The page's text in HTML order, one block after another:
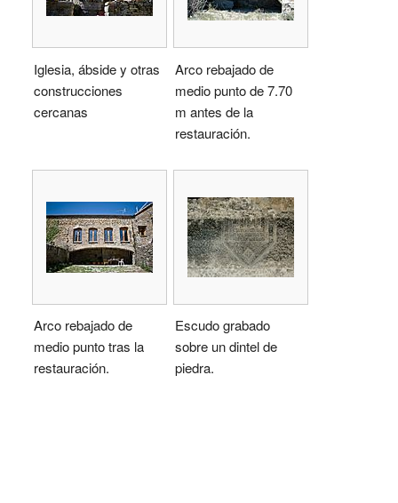
Iglesia, ábside y otras
construcciones
cercanas
Arco rebajado de
medio punto de 7.70
m antes de la
restauración.
Arco rebajado de
medio punto tras la
restauración.
Escudo grabado
sobre un dintel de
piedra.